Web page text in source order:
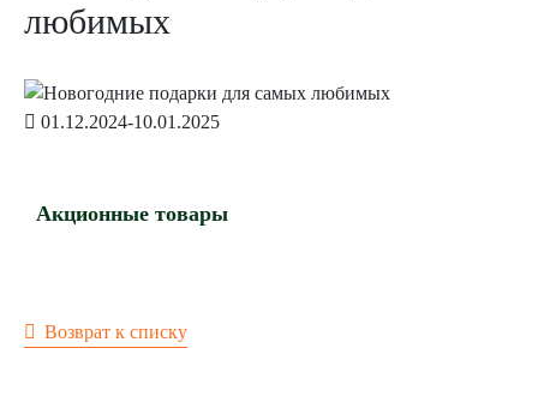
любимых
01.12.2024-10.01.2025
Акционные товары
Возврат к списку